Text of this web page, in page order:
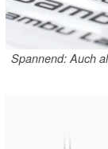
Spannend: Auch